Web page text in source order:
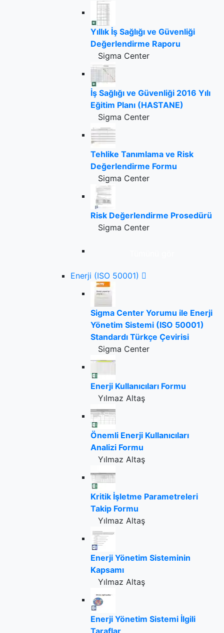
Yıllık İş Sağlığı ve Güvenliği
Değerlendirme Raporu
Sigma Center
İş Sağlığı ve Güvenliği 2016 Yılı
Eğitim Planı (HASTANE)
Sigma Center
Tehlike Tanımlama ve Risk
Değerlendirme Formu
Sigma Center
Risk Değerlendirme Prosedürü
Sigma Center
Enerji (ISO 50001)
Sigma Center Yorumu ile Enerji
Yönetim Sistemi (ISO 50001)
Standardı Türkçe Çevirisi
Sigma Center
Enerji Kullanıcıları Formu
Yılmaz Altaş
Önemli Enerji Kullanıcıları
Analizi Formu
Yılmaz Altaş
Kritik İşletme Parametreleri
Takip Formu
Yılmaz Altaş
Enerji Yönetim Sisteminin
Kapsamı
Yılmaz Altaş
Enerji Yönetim Sistemi İlgili
Taraflar